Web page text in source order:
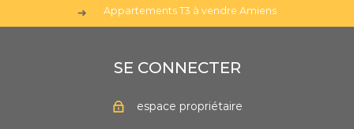
Appartements T3 à vendre Amiens
SE CONNECTER
espace propriétaire